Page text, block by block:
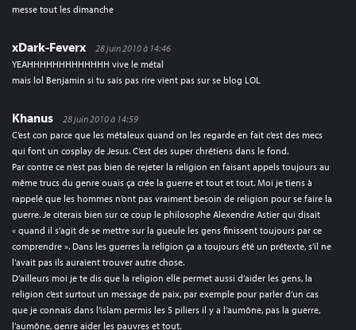
messe tout les dimanche
xDark-Feverx
28 juin 2010 à 14:46
YEAHHHHHHHHHHHHH vive le métal
mais lol Benjamin si tu sais pas rire vient pas sur se blog LOL
Khanus
28 juin 2010 à 14:59
C’est con parce que les métaleux quand on les regarde en fait c’est des mecs
qui font un cosplay de Jesus. C’est des super chrétiens dans le fond.
Par contre ce n’est pas bien de rejeter la religion en faisant appels toujours au
même trucs du genre ouais ça crée la guerre et tout et tout. Moi je tiens à
rappelé que les hommes n’ont pas vraiment besoin de religion pour se faire la
guerre. Je citerais bien sur ce coup le philosophe Alexendre Astier qui disait
« quand il s’agit de se mettre sur la gueule les gens finissent toujours par ce
comprendre ». Dans les guerres la religion ça a toujours été un prétexte, s’il ne
l’avait pas ils auraient trouver autre chose.
D’ailleurs moi je te dis que la religion elle permet aussi d’aider les gens, la
religion c’est surtout un message de paix, par exemple pour parler d’un cas
que je connais dans l’islam permis les 5 piliers il y a l’aumône, pas la guerre,
l’aumône, genre aider les pauvres et tout.